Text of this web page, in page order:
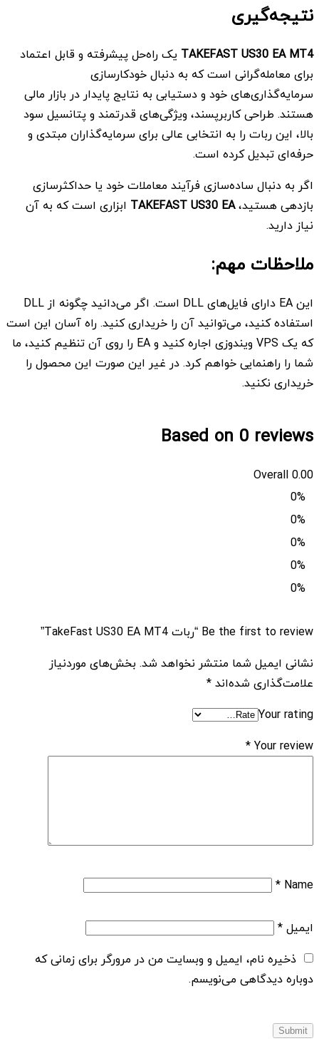
نتیجه‌گیری
TAKEFAST US30 EA MT4 یک راه‌حل پیشرفته و قابل اعتماد
برای معامله‌گرانی است که به دنبال خودکارسازی
سرمایه‌گذاری‌های خود و دستیابی به نتایج پایدار در بازار مالی
هستند. طراحی کاربرپسند، ویژگی‌های قدرتمند و پتانسیل سود
بالا، این ربات را به انتخابی عالی برای سرمایه‌گذاران مبتدی و
حرفه‌ای تبدیل کرده است.
اگر به دنبال ساده‌سازی فرآیند معاملات خود یا حداکثرسازی
بازدهی هستید،TAKEFAST US30 EA ابزاری است که به آن
نیاز دارید.
ملاحظات مهم:
این EA دارای فایل‌های DLL است. اگر می‌دانید چگونه از DLL
استفاده کنید، می‌توانید آن را خریداری کنید. راه آسان این است
که یک VPS ویندوزی اجاره کنید و EA را روی آن تنظیم کنید، ما
شما را راهنمایی خواهم کرد. در غیر این صورت این محصول را
خریداری نکنید.
Based on 0 reviews
0.00
Overall
0%
0%
0%
0%
0%
Be the first to review “ربات TakeFast US30 EA MT4”
نشانی ایمیل شما منتشر نخواهد شد. بخش‌های موردنیاز
علامت‌گذاری شده‌اند*
Your rating
Your review
*
Name
*
ایمیل*
ذخیره نام، ایمیل و وبسایت من در مرورگر برای زمانی که
دوباره دیدگاهی می‌نویسم.